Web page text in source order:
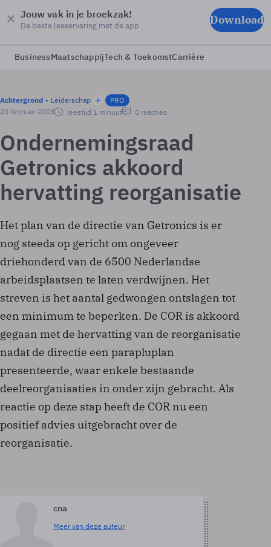
Jouw vak in je broekzak!
De beste leeservaring met de app Download
BusinessMaatschappijTech & ToekomstCarrière
Achtergrond Leiderschap
PRO
20 februari 2003
leestijd 1 minuut 0 reacties
Ondernemingsraad
Getronics akkoord
hervatting reorganisatie
Het plan van de directie van Getronics is er
nog steeds op gericht om ongeveer
driehonderd van de 6500 Nederlandse
arbeidsplaatsen te laten verdwijnen. Het
streven is het aantal gedwongen ontslagen tot
een minimum te beperken. De COR is akkoord
gegaan met de hervatting van de reorganisatie
nadat de directie een parapluplan
presenteerde, waar enkele bestaande
deelreorganisaties in onder zijn gebracht. Als
reactie op deze stap heeft de COR nu een
positief advies uitgebracht over de
reorganisatie.
cna
Meer van deze auteur